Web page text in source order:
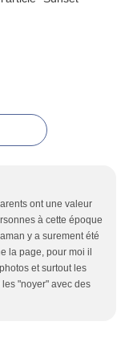
ont une valeur
à cette époque
y a surement été
la page, pour moi il
et surtout les
"noyer" avec des